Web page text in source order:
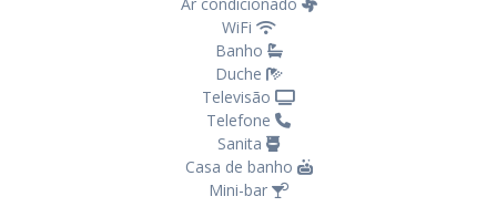
WiFi
Banho
Duche
Televisão
Telefone
Sanita
Casa de banho
Mini-bar